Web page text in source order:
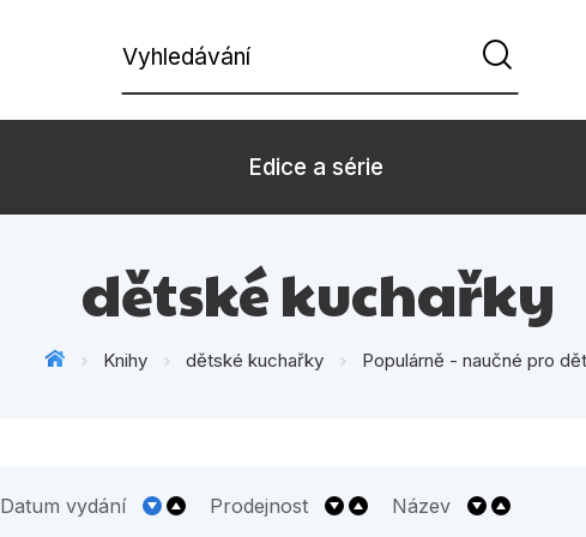
Vyhledávání
Dárkové zboží Hobby
Kalendáře Komiks
dospělé
Edice a série
dětské kuchařky
Knihy dětské kuchařky Populárně - naučné pro
Datum vydání Prodejnost Název